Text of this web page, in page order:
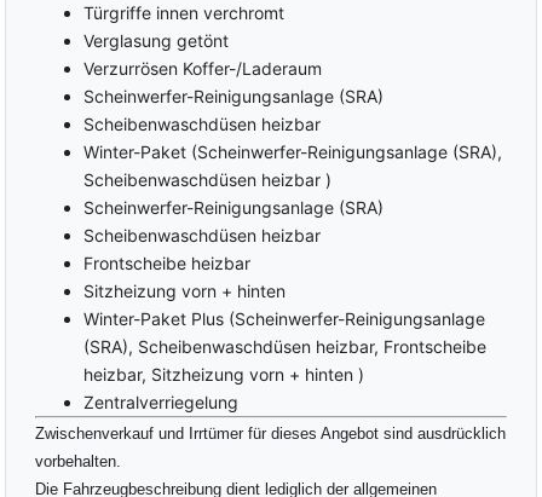
Türgriffe innen verchromt
Verglasung getönt
Verzurrösen Koffer-/Laderaum
Scheinwerfer-Reinigungsanlage (SRA)
Scheibenwaschdüsen heizbar
Winter-Paket (Scheinwerfer-Reinigungsanlage (SRA),
Scheibenwaschdüsen heizbar )
Scheinwerfer-Reinigungsanlage (SRA)
Scheibenwaschdüsen heizbar
Frontscheibe heizbar
Sitzheizung vorn + hinten
Winter-Paket Plus (Scheinwerfer-Reinigungsanlage
(SRA), Scheibenwaschdüsen heizbar, Frontscheibe
heizbar, Sitzheizung vorn + hinten )
Zentralverriegelung
Zwischenverkauf und Irrtümer für dieses Angebot sind ausdrücklich
vorbehalten.
Die Fahrzeugbeschreibung dient lediglich der allgemeinen